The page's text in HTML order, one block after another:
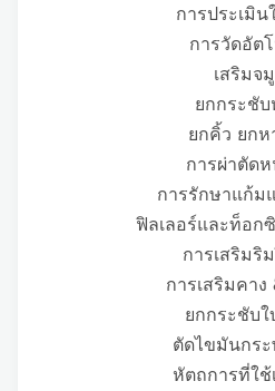
การประเมิน
การวัดอัต
เสริมจ
ยกกระชั
ยกคิ้ว ยกห
การผ่าตัด
การรักษาแก้ม
ฟิลเลอร์และท็อก
การเสริมริ
การเสริมคาง
ยกกระชับ
ตัดไขมันกร
หัตถการที่ใช้